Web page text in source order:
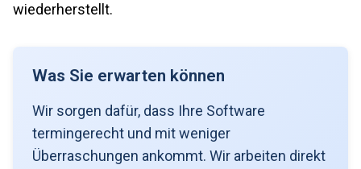
wiederherstellt.
Was Sie erwarten können
Wir sorgen dafür, dass Ihre Software
termingerecht und mit weniger
Überraschungen ankommt. Wir arbeiten direkt